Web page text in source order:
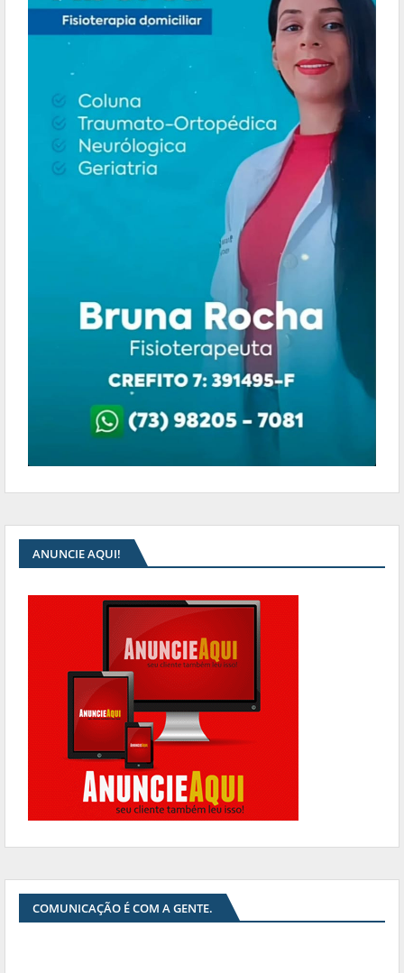
ANUNCIE AQUI!
COMUNICAÇÃO É COM A GENTE.